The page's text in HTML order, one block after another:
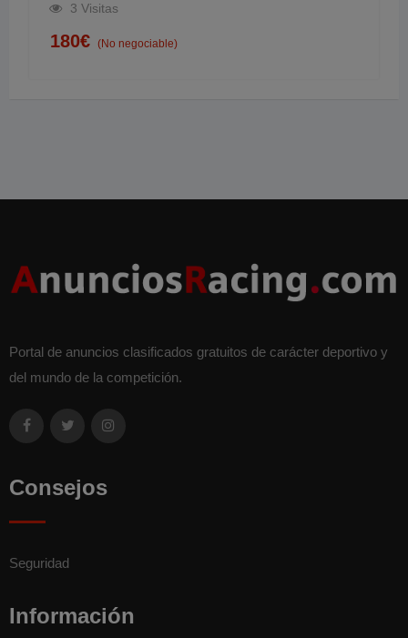
3 Visitas
180€ (No negociable)
Portal de anuncios clasificados gratuitos de carácter deportivo y
del mundo de la competición.
Consejos
Seguridad
Información